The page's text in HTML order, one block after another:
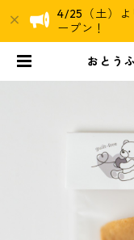
4/25（土）
ープン！
おとう